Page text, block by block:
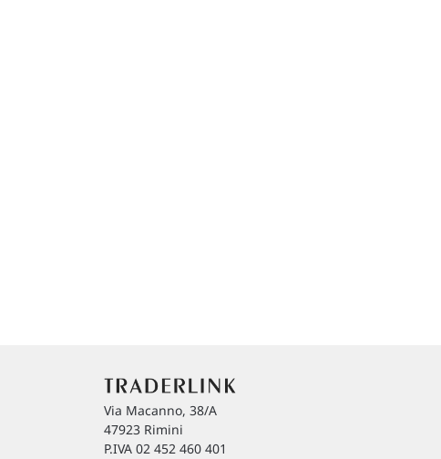
Via Macanno, 38/A
47923 Rimini
P.IVA 02 452 460 401